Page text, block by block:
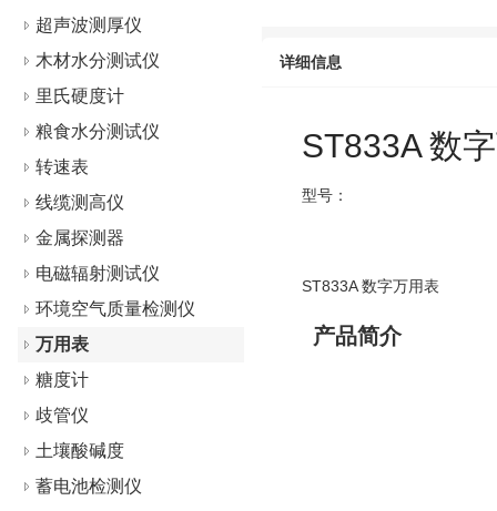
超声波测厚仪
木材水分测试仪
里氏硬度计
粮食水分测试仪
转速表
线缆测高仪
金属探测器
电磁辐射测试仪
环境空气质量检测仪
万用表
糖度计
歧管仪
土壤酸碱度
蓄电池检测仪
详细信息
ST833A 数
型号：
ST833A 数字万用表
产品简介